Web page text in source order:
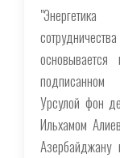
подписанном
Урсулой фон
Ильхамом
Азербайджану